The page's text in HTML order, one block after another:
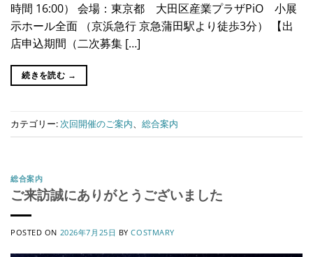
時間 16:00） 会場：東京都 大田区産業プラザPiO 小展
示ホール全面 （京浜急行 京急蒲田駅より徒歩3分） 【出
店申込期間（二次募集 […]
続きを読む →
カテゴリー:次回開催のご案内、 総合案内
総合案内
ご来訪誠にありがとうございました
POSTED ON 2026年7月25日 BYCOSTMARY